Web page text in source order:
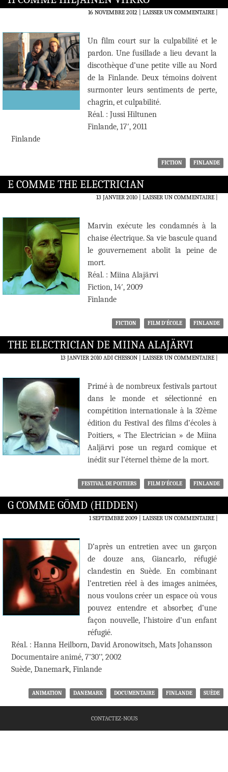
16 NOVEMBRE 2012 LAISSER UN COMMENTAIRE|
Un film court sur la culpabilité et le
pardon. Une fusillade a lieu devant la
discothèque d’une petite ville au Nord
de la Finlande. Deux témoins doivent
surmonter leurs sentiments de perte,
chagrin, et culpabilité.
Réal. : Jussi Hiltunen
Finlande, 17′, 2011
Finlande
FICTION FINLANDE
E COMME THE ELECTRICIAN
13 JANVIER 2010 LAISSER UN COMMENTAIRE|
Marvin exécute les condamnés à la
chaise électrique. Sa vie bascule quand
le gouvernement abolit la peine de
mort.
Réal. : Miina Alajärvi
Fiction, 14′, 2009
Finlande
FICTION FILM D'ÉCOLE FINLANDE
THE ELECTRICIAN DE MIINA ALAJÄRVI
13 JANVIER 2010 ADI CHESSON LAISSER UN COMMENTAIRE|
Primé à de nombreux festivals partout
dans le monde et sélectionné en
compétition internationale à la 32ème
édition du Festival des films d’écoles à
Poitiers, « The Electrician » de Miina
Aaljärvi pose un regard comique et
inédit sur l’éternel thème de la mort.
FESTIVAL DE POITIERS FILM D'ÉCOLE FINLANDE
G COMME GÖMD (HIDDEN)
1 SEPTEMBRE 2009 LAISSER UN COMMENTAIRE|
D’après un entretien avec un garçon
de douze ans, Giancarlo, réfugié
clandestin en Suède. En combinant
l’entretien réel à des images animées,
nous voulons créer un espace où vous
pouvez entendre et absorber, d’une
façon nouvelle, l’histoire d’un enfant
réfugié.
Réal. : Hanna Heilborn, David Aronowitsch, Mats Johansson
Documentaire animé, 7’30’’, 2002
Suède, Danemark, Finlande
ANIMATION DANEMARK DOCUMENTAIRE FINLANDE SUÈDE
CONTACTEZ-NOUS